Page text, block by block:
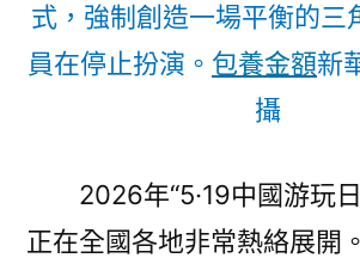
式，強制創造一場平衡的三
員在停止扮演。 包養金額新
攝
2026年“5·19中國游玩
正在全國各地非常熱絡展開